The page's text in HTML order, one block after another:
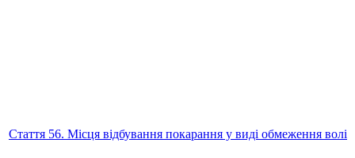
Стаття 56. Місця відбування покарання у виді обмеження волі